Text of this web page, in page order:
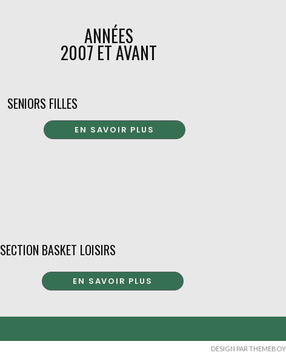
SENIORS FILLES
EN SAVOIR PLUS
ANNÉES
2007 ET AVANT
SECTION BASKET LOISIRS
EN SAVOIR PLUS
DESIGN PAR THEMEBOY